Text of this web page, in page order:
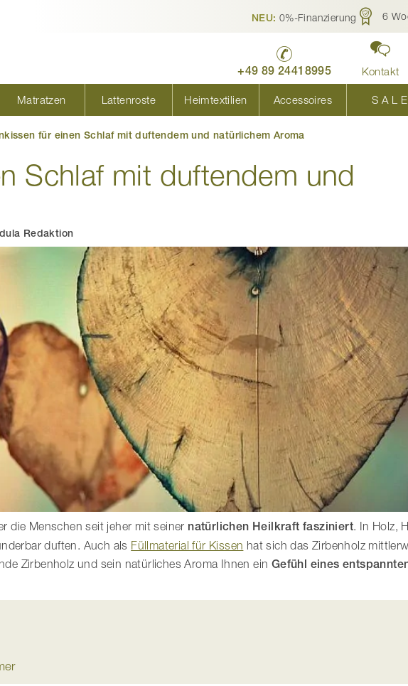
NEU: 0%-Finanzierung 6
+49 89 24418995 Kontakt
Matratzen Lattenroste Heimtextilien Accessoires S A L E
für einen Schlaf mit duftendem und natürlichem Aroma
Schlaf mit duftendem und
Redaktion
die Menschen seit jeher mit seiner natürlichen Heilkraft fasziniert . In Holz,
duften. Auch als Füllmaterial für Kissen hat sich das Zirbenholz
Zirbenholz und sein natürliches Aroma Ihnen ein Gefühl eines